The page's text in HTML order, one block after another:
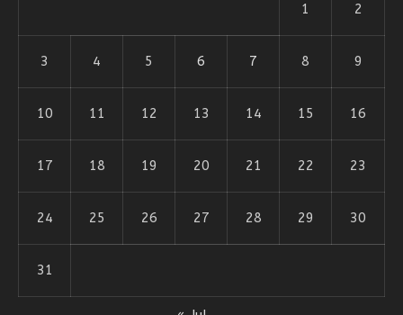
1 2
3 4 5 6 7 8 9
10 11 12 13 14 15 16
17 18 19 20 21 22 23
24 25 26 27 28 29 30
31